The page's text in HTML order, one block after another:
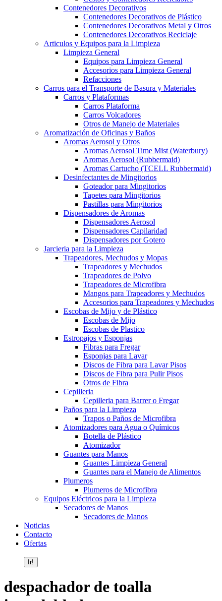
Contenedores Decorativos
Contenedores Decorativos de Plástico
Contenedores Decorativos Metal y Otros
Contenedores Decorativos Reciclaje
Articulos y Equipos para la Limpieza
Limpieza General
Equipos para Limpieza General
Accesorios para Limpieza General
Refacciones
Carros para el Transporte de Basura y Materiales
Carros y Plataformas
Carros Plataforma
Carros Volcadores
Otros de Manejo de Materiales
Aromatización de Oficinas y Baños
Aromas Aerosol y Otros
Aromas Aerosol Time Mist (Waterbury)
Aromas Aerosol (Rubbermaid)
Aromas Cartucho (TCELL Rubbermaid)
Desinfectantes de Mingitorios
Goteador para Mingitorios
Tapetes para Mingitorios
Pastillas para Mingitorios
Dispensadores de Aromas
Dispensadores Aerosol
Dispensadores Capilaridad
Dispensadores por Gotero
Jarcieria para la Limpieza
Trapeadores, Mechudos y Mopas
Trapeadores y Mechudos
Trapeadores de Polvo
Trapeadores de Microfibra
Mangos para Trapeadores y Mechudos
Accesorios para Trapeadores y Mechudos
Escobas de Mijo y de Plástico
Escobas de Mijo
Escobas de Plastico
Estropajos y Esponjas
Fibras para Fregar
Esponjas para Lavar
Discos de Fibra para Lavar Pisos
Discos de Fibra para Pulir Pisos
Otros de Fibra
Cepilleria
Cepilleria para Barrer o Fregar
Paños para la Limpieza
Trapos o Paños de Microfibra
Atomizadores para Agua o Químicos
Botella de Plástico
Atomizador
Guantes para Manos
Guantes Limpieza General
Guantes para el Manejo de Alimentos
Plumeros
Plumeros de Microfibra
Equipos Eléctricos para la Limpieza
Secadores de Manos
Secadores de Manos
Noticias
Contacto
Ofertas
Buscar:
despachador de toalla